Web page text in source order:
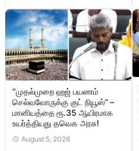
“முதல்முறை ஹஜ் பயணம்
செல்வவோருக்கு குட் நியூஸ்” –
மானியத்தை ரூ.35 ஆயிரமாக
உயர்த்தியது தவெக அரசு!
August 5, 2026